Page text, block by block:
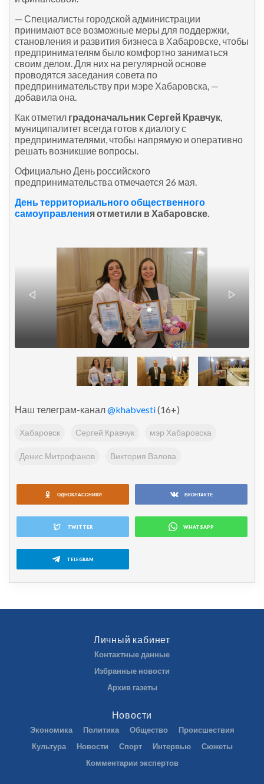
— Специалисты городской администрации
принимают все возможные меры для поддержки,
становления и развития бизнеса в Хабаровске, чтобы
предпринимателям было комфортно заниматься
своим делом. Для них на регулярной основе
проводятся заседания совета по
предпринимательству при мэре Хабаровска, —
добавила она.
Как отметил градоначальник Сергей Кравчук,
муниципалитет всегда готов к диалогу с
предпринимателями, чтобы напрямую и оперативно
решать возникшие вопросы.
Официально День российского
предпринимательства отмечается 26 мая.
День территориального общественного
самоуправления отметили в Хабаровске.
Наш телеграм-канал@khabvesti(16+)
Хабаровск Сергей Кравчук мэр Хабаровска
Денис Митрофанов Виктория Валова
ОДНОКЛАССНИКИ ВКОНТАКТЕ
TWITTER WHATSAPP
TELEGRAM
Личный кабинет
Контактные данные
Избранные новости
Архив газеты
Новости
Экономика Политика Общество
Происшествия
Культура
Новости Спорт Интервью
Сюжеты
Комментарии экспертов